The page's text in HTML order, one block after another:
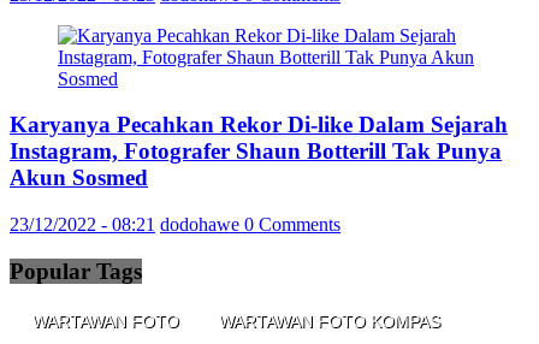
Karyanya Pecahkan Rekor Di-like Dalam Sejarah
Instagram, Fotografer Shaun Botterill Tak Punya
Akun Sosmed
23/12/2022 - 08:21 dodohawe 0 Comments
Popular Tags
WARTAWAN FOTO
WARTAWAN FOTO KOMPAS